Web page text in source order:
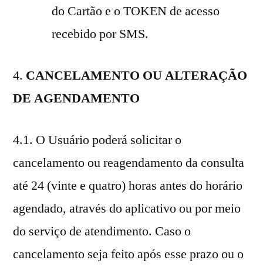
do Cartão e o TOKEN de acesso
recebido por SMS.
4. CANCELAMENTO OU ALTERAÇÃO
DE AGENDAMENTO
4.1. O Usuário poderá solicitar o
cancelamento ou reagendamento da consulta
até 24 (vinte e quatro) horas antes do horário
agendado, através do aplicativo ou por meio
do serviço de atendimento. Caso o
cancelamento seja feito após esse prazo ou o